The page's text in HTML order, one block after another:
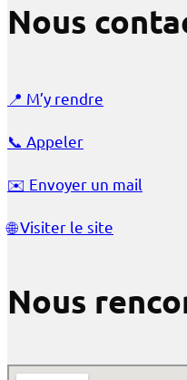
Nous
📍 M’y rendre
📞 Appeler
✉️ Envoyer un mail
🌐Visiter le site
Nous